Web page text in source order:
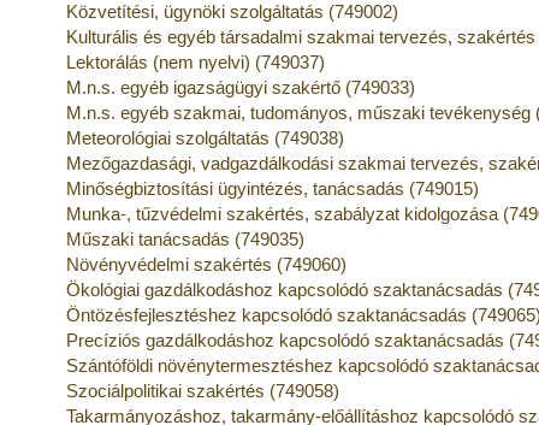
Közvetítési, ügynöki szolgáltatás (749002)
Kulturális és egyéb társadalmi szakmai tervezés, szakértés
Lektorálás (nem nyelvi) (749037)
M.n.s. egyéb igazságügyi szakértő (749033)
M.n.s. egyéb szakmai, tudományos, műszaki tevékenység
Meteorológiai szolgáltatás (749038)
Mezőgazdasági, vadgazdálkodási szakmai tervezés,
Minőségbiztosítási ügyintézés, tanácsadás (749015)
Munka-, tűzvédelmi szakértés, szabályzat kidolgozása
Műszaki tanácsadás (749035)
Növényvédelmi szakértés (749060)
Ökológiai gazdálkodáshoz kapcsolódó szaktanácsadás
Öntözésfejlesztéshez kapcsolódó szaktanácsadás
Precíziós gazdálkodáshoz kapcsolódó szaktanácsadás
Szántóföldi növénytermesztéshez kapcsolódó
Szociálpolitikai szakértés (749058)
Takarmányozáshoz, takarmány-előállításhoz kapcsolódó